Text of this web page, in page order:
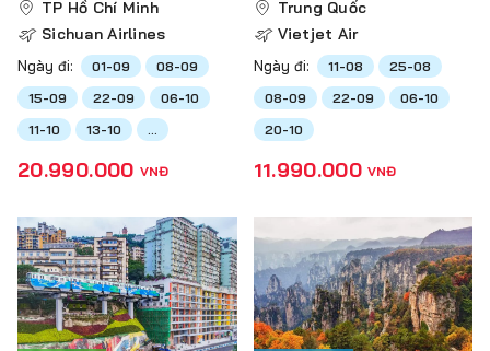
TP Hồ Chí Minh
Sichuan Airlines
Ngày đi: 01-09
08-09
15-09
22-09
06-10
11-10
13-10 ...
20.990.000 VNĐ
PHONG
Trung Quốc
Vietjet Air
Ngày đi: 11-08
25-08
08-09
22-09
06-10
20-10
11.990.000 VNĐ